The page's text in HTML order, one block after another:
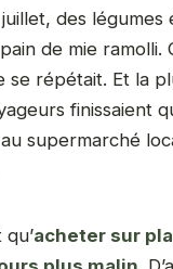
des légumes
de mie ramolli.
se répétait. Et la
finissaient
supermarché
acheter sur